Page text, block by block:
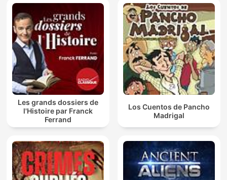
Les grands dossiers de
l'Histoire par Franck
Ferrand
Los Cuentos de Pancho
Madrigal